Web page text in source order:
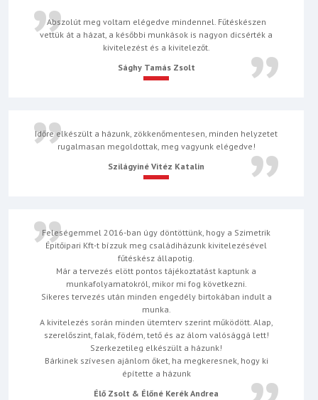
Abszolút meg voltam elégedve mindennel. Fűtéskészen
vettük át a házat, a későbbi munkások is nagyon dicsérték a
kivitelezést és a kivitelezőt.
Sághy Tamás Zsolt
Időre elkészült a házunk, zökkenőmentesen, minden helyzetet
rugalmasan megoldottak, meg vagyunk elégedve!
Szilágyiné Vitéz Katalin
Feleségemmel 2016-ban úgy döntöttünk, hogy a Szimetrik
Épitőipari Kft-t bízzuk meg családiházunk kivitelezésével
fűtéskész állapotig.
Már a tervezés elött pontos tájékoztatást kaptunk a
munkafolyamatokról, mikor mi fog következni.
Sikeres tervezés után minden engedély birtokában indult a
munka.
A kivitelezés során minden ütemterv szerint működött. Alap,
szerelőszint, falak, födém, tető és az álom valósággá lett!
Szerkezetileg elkészült a házunk!
Bárkinek szívesen ajánlom őket, ha megkeresnek, hogy ki
építette a házunk
Élő Zsolt & Élőné Kerék Andrea